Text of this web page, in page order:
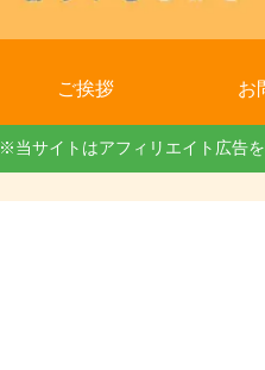
ご挨拶 お
※当サイトはアフィリエイト広告